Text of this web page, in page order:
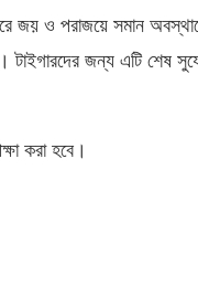
জয় ও পরাজয়ে সমান
টাইগারদের জন্য এটি
করা হবে।